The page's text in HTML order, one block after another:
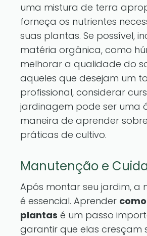
uma mistura de terra
forneça os nutrientes
suas plantas. Se possível,
matéria orgânica, como
melhorar a qualidade do
aqueles que desejam um
profissional, considerar
jardinagem pode ser uma
maneira de aprender
práticas de cultivo.
Manutenção e
Após montar seu jardim, a
é essencial. Aprender
plantas é um passo
garantir que elas cresçam